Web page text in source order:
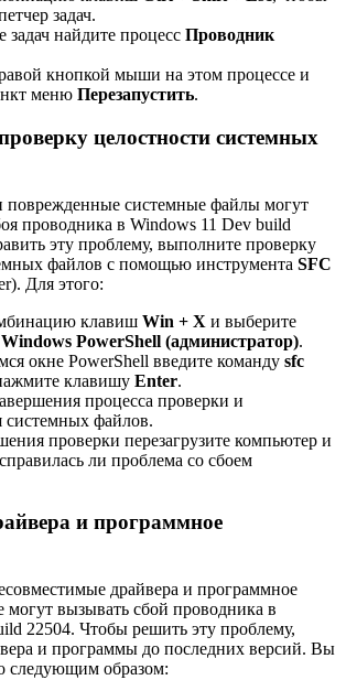
задач.
задач найдите процесс Проводник
кнопкой мыши на этом процессе и
меню Перезапустить.
целостности системных
поврежденные системные файлы могут
проводника в Windows 11 Dev build
эту проблему, выполните проверку
файлов с помощью инструмента SFC
Для этого:
клавиш Win + X и выберите
Windows PowerShell (администратор).
окне PowerShell введите команду sfc
клавишу Enter.
процесса проверки и
системных файлов.
проверки перезагрузите компьютер и
ли проблема со сбоем
и программное
драйвера и программное
могут вызывать сбой проводника в
22504. Чтобы решить эту проблему,
и программы до последних версий. Вы
следующим образом: